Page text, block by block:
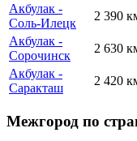
Акбулак -
Соль-Илецк
2 390
Акбулак -
Сорочинск
2 630
Акбулак -
Саракташ
2 420
Межгород по